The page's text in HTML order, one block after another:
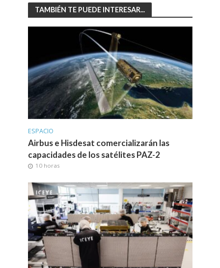
TAMBIÉN TE PUEDE INTERESAR...
ESPACIO
Airbus e Hisdesat comercializarán las
capacidades de los satélites PAZ-2
10 horas